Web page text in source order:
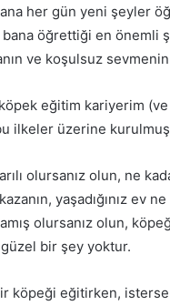
her gün yeni şeyler
öğrettiği en önemli
ve koşulsuz
eğitim kariyerim
ilkeler üzerine
olursanız olun, ne
yaşadığınız ev
olursanız olun,
bir şey yoktur.
köpeği eğitirken, isterse